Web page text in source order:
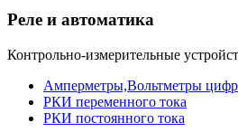
Реле и автоматика
Контрольно-измерительные
Амперметры,Вольтметры
РКИ переменного тока
РКИ постоянного тока